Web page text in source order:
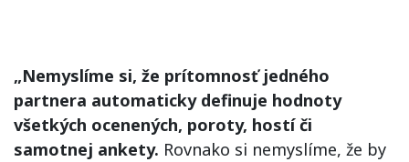
„Nemyslíme si, že prítomnosť jedného
partnera automaticky definuje hodnoty
všetkých ocenených, poroty, hostí či
samotnej ankety. Rovnako si nemyslíme, že by